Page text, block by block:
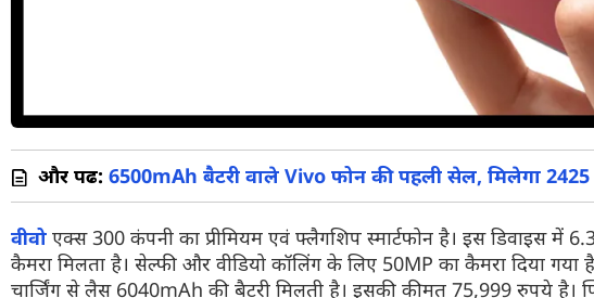
और पढें: 6500mAh बैटरी वाले Vivo फोन की पहली सेल, मिलेगा
वीवो एक्स 300 कंपनी का प्रीमियम एवं फ्लैगशिप स्मार्टफोन है। इस डिवाइस में
कैमरा मिलता है। सेल्फी और वीडियो कॉलिंग के लिए 50MP का कैमरा दिया
चार्जिंग से लैस 6040mAh की बैटरी मिलती है। इसकी कीमत 75,999 रुपये है।